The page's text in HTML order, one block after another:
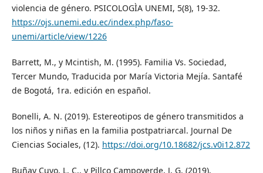
violencia de género. PSICOLOGÌA UNEMI, 5(8), 19-32.
https://ojs.unemi.edu.ec/index.php/faso-
unemi/article/view/1226
Barrett, M., y Mcintish, M. (1995). Familia Vs. Sociedad,
Tercer Mundo, Traducida por María Victoria Mejía. Santafé
de Bogotá, 1ra. edición en español.
Bonelli, A. N. (2019). Estereotipos de género transmitidos a
los niños y niñas en la familia postpatriarcal. Journal De
Ciencias Sociales, (12). https://doi.org/10.18682/jcs.v0i12.872
Buñay Cuyo, L. C., y Pillco Campoverde, J. G. (2019).